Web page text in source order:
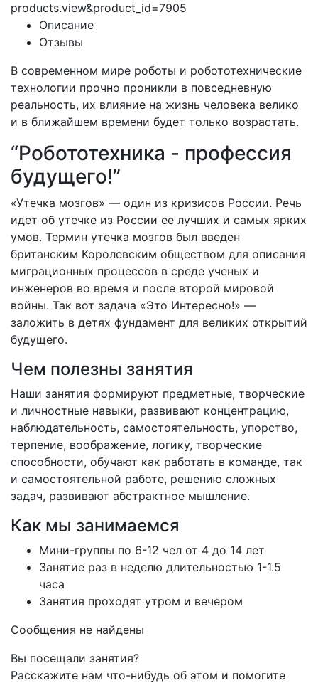
products.view&product_id=7905
Описание
Отзывы
В современном мире роботы и робототехнические
технологии прочно проникли в повседневную
реальность, их влияние на жизнь человека велико
и в ближайшем времени будет только возрастать.
“Робототехника - профессия
будущего!”
«Утечка мозгов» — один из кризисов России. Речь
идет об утечке из России ее лучших и самых ярких
умов. Термин утечка мозгов был введен
британским Королевским обществом для описания
миграционных процессов в среде ученых и
инженеров во время и после второй мировой
войны. Так вот задача «Это Интересно!» —
заложить в детях фундамент для великих открытий
будущего.
Чем полезны занятия
Наши занятия формируют предметные, творческие
и личностные навыки, развивают концентрацию,
наблюдательность, самостоятельность, упорство,
терпение, воображение, логику, творческие
способности, обучают как работать в команде, так
и самостоятельной работе, решению сложных
задач, развивают абстрактное мышление.
Как мы занимаемся
Мини-группы по 6-12 чел от 4 до 14 лет
Занятие раз в неделю длительностью 1-1.5
часа
Занятия проходят утром и вечером
Сообщения не найдены
Вы посещали занятия?
Расскажите нам что-нибудь об этом и помогите